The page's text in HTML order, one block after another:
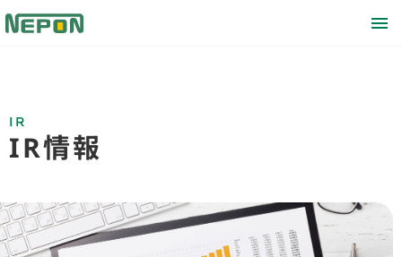
IR
IR情報